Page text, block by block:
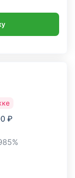
₽